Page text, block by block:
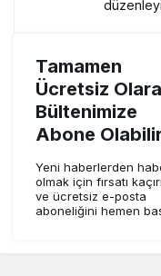
Tamamen
Ücretsiz
Bültenimize
Abone
Yeni haberlerden
olmak için fırsatı
ve ücretsiz e-posta
aboneliğini hemen